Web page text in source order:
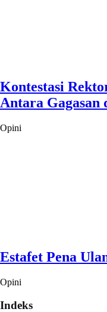
Kontestasi
Antara Gagasan
Opini
Estafet Pena
Opini
Indeks